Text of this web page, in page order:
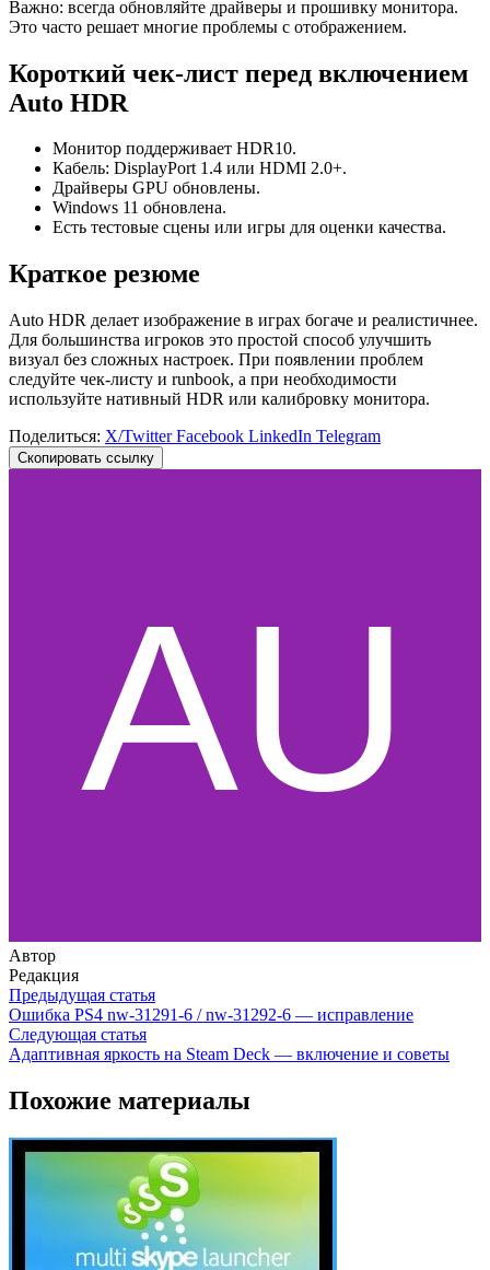
Важно: всегда обновляйте драйверы и прошивку монитора.
Это часто решает многие проблемы с отображением.
Короткий чек‑лист перед включением
Auto HDR
Монитор поддерживает HDR10.
Кабель: DisplayPort 1.4 или HDMI 2.0+.
Драйверы GPU обновлены.
Windows 11 обновлена.
Есть тестовые сцены или игры для оценки качества.
Краткое резюме
Auto HDR делает изображение в играх богаче и реалистичнее.
Для большинства игроков это простой способ улучшить
визуал без сложных настроек. При появлении проблем
следуйте чек‑листу и runbook, а при необходимости
используйте нативный HDR или калибровку монитора.
Поделиться: X/TwitterFacebook LinkedIn Telegram
Скопировать ссылку
Автор
Редакция
Предыдущая статья
Ошибка PS4 nw-31291-6 / nw-31292-6 — исправление
Следующая статья
Адаптивная яркость на Steam Deck — включение и советы
Похожие материалы